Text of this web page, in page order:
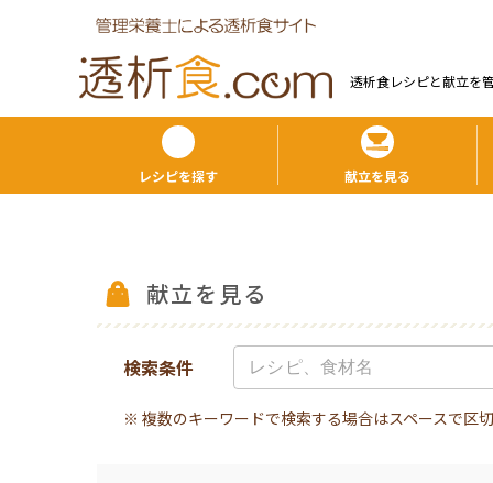
透析食レシピと献⽴を
レシピを探す 献立を見る
献立を見る
検索条件
※ 複数のキーワードで検索する場合はスペースで区